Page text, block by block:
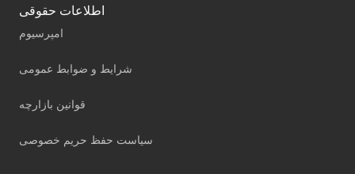
اطلاعات حقوقی
امپرسیوم
شرایط و ضوابط عمومی
قوانین بازارچه
سیاست حفظ حریم خصوصی